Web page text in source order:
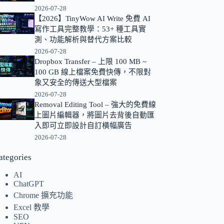
2026-07-28
【2026】TinyWow AI Write 免費 AI
寫作工具完整教學：53+ 種工具實
測、功能解析與替代方案比較
2026-07-28
Dropbox Transfer – 上限 100 MB ~
100 GB 線上檔案免費快傳，不限對
象又安全的傳送大型檔案
2026-07-28
Removal Editing Tool – 強大的免費線
上圖片編輯器，將圖片去背後自動匯
入即可立即設計自訂橫幅廣告
2026-07-28
AI
ChatGPT
Chrome 擴充功能
Excel 教學
SEO